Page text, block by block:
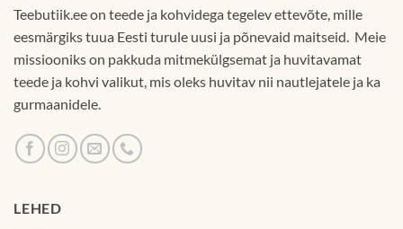
Teebutiik.ee on teede ja kohvidega tegelev ettevõte, mille
eesmärgiks tuua Eesti turule uusi ja põnevaid maitseid. Meie
missiooniks on pakkuda mitmekülgsemat ja huvitavamat
teede ja kohvi valikut, mis oleks huvitav nii nautlejatele ja ka
gurmaanidele.
LEHED